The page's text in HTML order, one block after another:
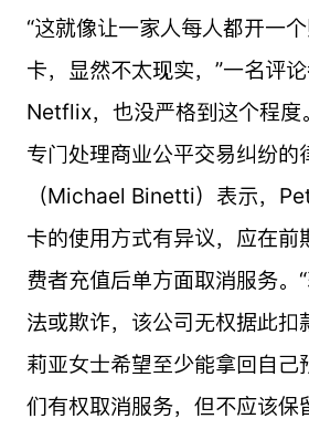
“这就像让一家人每人都开一
卡，显然不太现实，”一名评
Netflix，也没严格到这个程度
专门处理商业公平交易纠纷的
（Michael Binetti）表示，
卡的使用方式有异议，应在前
费者充值后单方面取消服务。
法或欺诈，该公司无权据此扣
莉亚女士希望至少能拿回自己
们有权取消服务，但不应该保